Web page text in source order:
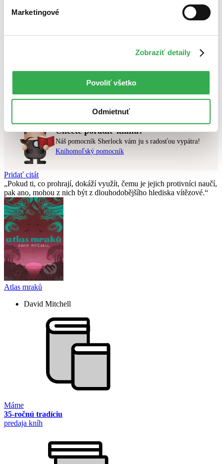
Marketingové
Zobraziť detaily
Povoliť všetko
Odmietnuť
Novinky
Najdrahšie
Najvyššia zľava
Zrušiť filtre
vyhovujúci zadaným podmienkam.
Skúste prosím zmeniť vyhľadávaný výraz.
Chcete poradiť knihu?
Náš pomocník Sherlock vám ju s radosťou vypátra!
Knihomoľský pomocník
Pridať citát
Pokud ti, co prohrají, dokáží využít, čemu je jejich protivníci naučí,
pak ano, mohou z nich být z dlouhodobějšího hlediska vítězové.
Atlas mraků
David Mitchell
Máme
35-ročnú tradíciu
predaja kníh